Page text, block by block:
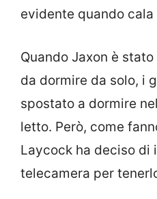
evidente quando
Quando Jaxon è
da dormire da solo, i
spostato a dormire
letto. Però, come
Laycock ha deciso di
telecamera per